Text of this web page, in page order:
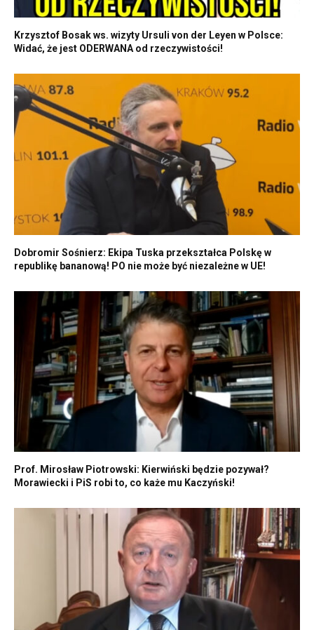
Krzysztof Bosak ws. wizyty Ursuli von der Leyen w Polsce:
Widać, że jest ODERWANA od rzeczywistości!
Dobromir Sośnierz: Ekipa Tuska przekształca Polskę w
republikę bananową! PO nie może być niezależne w UE!
Prof. Mirosław Piotrowski: Kierwiński będzie pozywał?
Morawiecki i PiS robi to, co każe mu Kaczyński!